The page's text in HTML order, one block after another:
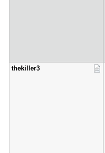
thekiller3